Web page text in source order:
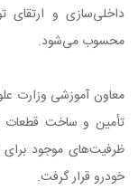
داخلی‌سازی و
محسوب می‌شود.
معاون آموزشی وزارت
تأمین و ساخت قطعات
ظرفیت‌های موجود برای
خودرو قرار گرفت.